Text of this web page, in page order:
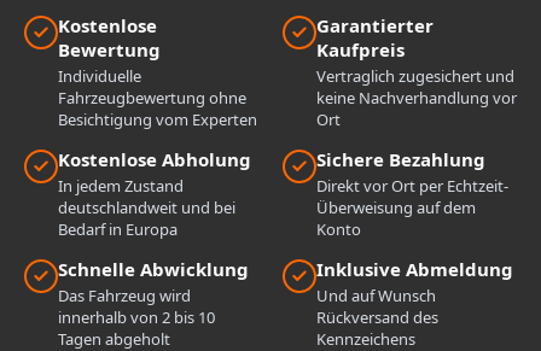
Kostenlose
Bewertung
Individuelle
Fahrzeugbewertung ohne
Besichtigung vom Experten
Garantierter
Kaufpreis
Vertraglich zugesichert und
keine Nachverhandlung vor
Ort
Kostenlose Abholung
In jedem Zustand
deutschlandweit und bei
Bedarf in Europa
Sichere Bezahlung
Direkt vor Ort per Echtzeit-
Überweisung auf dem
Konto
Schnelle Abwicklung
Das Fahrzeug wird
innerhalb von 2 bis 10
Tagen abgeholt
Inklusive Abmeldung
Und auf Wunsch
Rückversand des
Kennzeichens